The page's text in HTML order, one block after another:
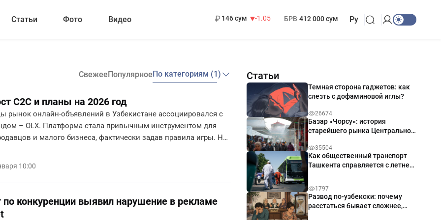
Статьи Фото Видео
146 сум
-1.05
БРВ 412 000 сум Ру
СвежееПопулярноеПо категориям (1)
C2C и планы на 2026 год
рынок онлайн-объявлений в Узбекистане ассоциировался с
– OLX. Платформа стала привычным инструментом для
и малого бизнеса, фактически задав правила игры. Но
года сервис вырос до 1 млн пользователей в месяц, а
платформы увеличилась почти в 5 раз. Мы
с основателями BirBir о том, почему классическая модель
10:00
по конкуренции выявил нарушение в рекламе
Статьи
Темная сторона гаджетов: как
слезть с дофаминовой иглы?
26674
Базар «Чорсу»: история
старейшего рынка Центральной
35504
Как общественный транспорт
Ташкента справляется с летней
1797
Развод по-узбекски: почему
расстаться бывает сложнее,